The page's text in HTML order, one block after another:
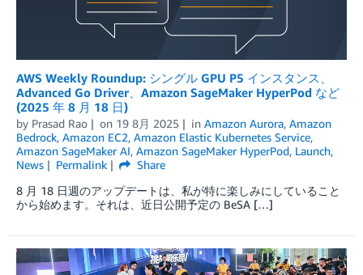
AWS Weekly Roundup: シングル GPU P5 インスタンス、
Advanced Go Driver、Amazon SageMaker HyperPod など
(2025 年 8 月 18 日)
by Prasad Rao on 19 8月 2025 in Amazon Aurora, Amazon
Bedrock, Amazon EC2, Amazon Elastic Kubernetes Service,
Amazon SageMaker AI, Amazon SageMaker HyperPod, Launch,
News
Permalink
Share
8 月 18 日週のアップデートは、私が特に楽しみにしていること
から始めます。それは、近日公開予定の BeSA […]